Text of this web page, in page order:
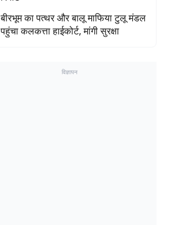
बीरभूम का पत्थर और बालू माफिया टुलू मंडल
पहुंचा कलकत्ता हाईकोर्ट, मांगी सुरक्षा
विज्ञापन